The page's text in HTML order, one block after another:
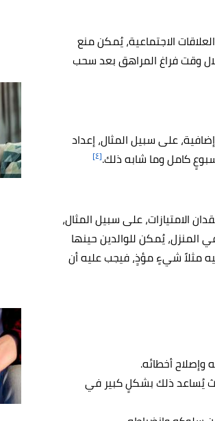
الاجتماعية، يُمكن منع
وقت فراغ المراهق بعد سحب
على سبيل المثال، إعداد
كامل وما شابه ذلك.[٤]
الامتيازات، على سبيل المثال،
يُمكن للوالدين حينها
مثلاً شيءٍ مؤذٍ، فيجب عليه أن
أخطائه.
يُساعد ذلك بشكلٍ كبير في